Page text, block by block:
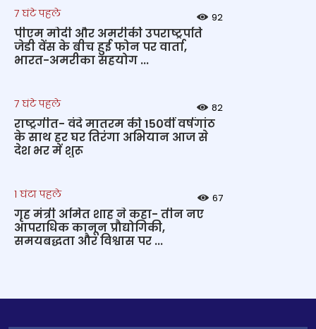
7 घंटे पहले 92
पीएम मोदी और अमरीकी उपराष्ट्रपति
जेडी वेंस के बीच हुई फोन पर वार्ता,
भारत-अमरीका सहयोग ...
7 घंटे पहले 82
राष्ट्रगीत- वंदे मातरम की 150वीं वर्षगांठ
के साथ हर घर तिरंगा अभियान आज से
देश भर में शुरू
1 घंटा पहले 67
गृह मंत्री अमित शाह ने कहा- तीन नए
आपराधिक कानून प्रौद्योगिकी,
समयबद्धता और विश्वास पर ...